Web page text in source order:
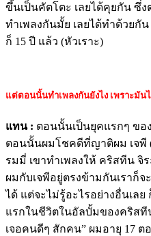
ขึ้นเป็นคัตโตะ เลยได้คุยกัน ซึ่
ทำเพลงกันมั้ย เลยได้ทำด้วย
ก็ 15 ปี แล้ว (หัวเราะ)
แต่ตอนนั้นทำเพลงกันยังไง เพราะมัน
แทน : ตอนนั้นเป็นยุคแรกๆ ของ
ตอนนั้นผมโชคดีที่ญาติผม เจพี
รมมี่ เขาทำเพลงให้ คริสทีน จิร
ผมกับเจพีอยู่ตรงข้ามกันเราก็จ
ได้ แต่จะไม่รู้อะไรอย่างอื่นเล
แรกในชีวิตในอัลบั้มของคริสที
เจอคนดีๆ สักคน” ผมอายุ 17